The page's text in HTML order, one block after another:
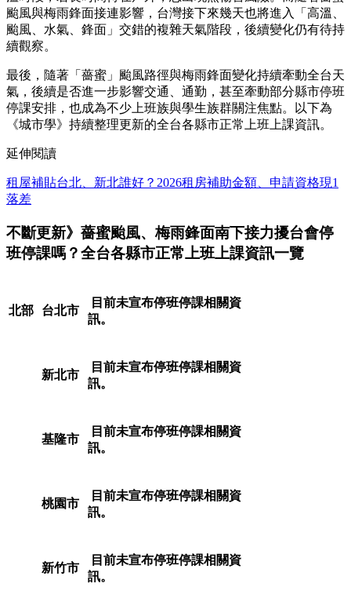
颱風與梅雨鋒面接連影響，台灣接下來幾天也將進入「高溫、
颱風、水氣、鋒面」交錯的複雜天氣階段，後續變化仍有待持
續觀察。
最後，隨著「薔蜜」颱風路徑與梅雨鋒面變化持續牽動全台天
氣，後續是否進一步影響交通、通勤，甚至牽動部分縣市停班
停課安排，也成為不少上班族與學生族群關注焦點。以下為
《城市學》持續整理更新的全台各縣市正常上班上課資訊。
延伸閱讀
租屋補貼台北、新北誰好？2026租房補助金額、申請資格現1
落差
不斷更新》薔蜜颱風、梅雨鋒面南下接力擾台會停
班停課嗎？全台各縣市正常上班上課資訊一覽
北部 台北市
目前未宣布停班停課相關資
訊。
新北市
目前未宣布停班停課相關資
訊。
基隆市
目前未宣布停班停課相關資
訊。
桃園市
目前未宣布停班停課相關資
訊。
新竹市
目前未宣布停班停課相關資
訊。